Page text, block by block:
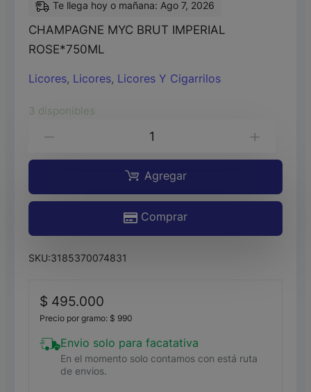
Te llega hoy o mañana: Ago 7, 2026
CHAMPAGNE MYC BRUT IMPERIAL
ROSE*750ML
Licores, Licores, Licores Y Cigarrilos
3 disponibles
IMPERIAL
cantidad
Agregar
Comprar
SKU:3185370074831
$ 495.000
Precio por gramo: $ 990
Envio solo para facatativa
En el momento solo contamos con está ruta
de envios.